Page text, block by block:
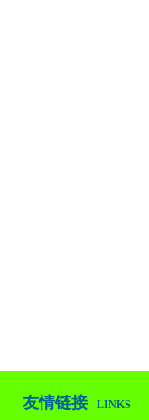
友情链接 LINKS